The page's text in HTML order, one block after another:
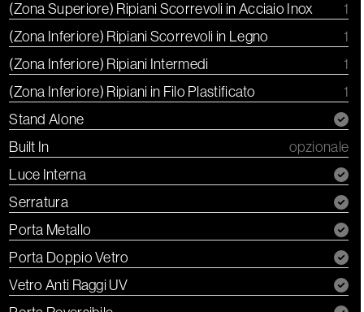
(Zona Superiore) Ripiani Scorrevoli in Acciaio Inox
1
(Zona Inferiore) Ripiani Scorrevoli in Legno
1
(Zona Inferiore) Ripiani Intermedi
1
(Zona Inferiore) Ripiani in Filo Plastificato
1
Stand Alone
Built In
opzionale
Luce Interna
Serratura
Porta Metallo
Porta Doppio Vetro
Vetro Anti Raggi UV